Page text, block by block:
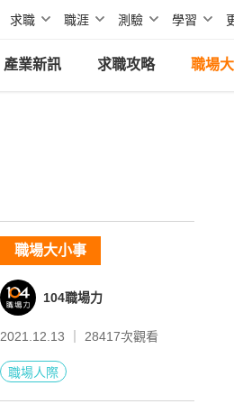
求職 職涯 測驗 學習
產業新訊 求職攻略 職場
職場大小事
104職場力
2021.12.13 ｜ 28417次觀看
職場人際